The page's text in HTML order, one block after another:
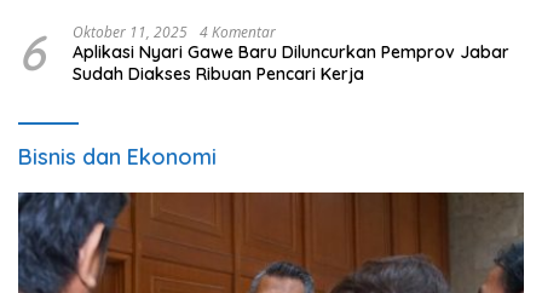
6 Oktober 11, 2025 4 Komentar
Aplikasi Nyari Gawe Baru Diluncurkan Pemprov Jabar
Sudah Diakses Ribuan Pencari Kerja
Bisnis dan Ekonomi